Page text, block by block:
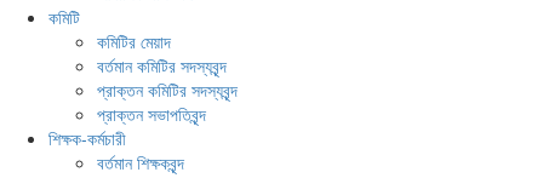
কমিটি
কমিটির মেয়াদ
বর্তমান কমিটির সদস্যবৃন্দ
প্রাক্তন কমিটির সদস্যবৃন্দ
প্রাক্তন সভাপতিবৃন্দ
শিক্ষক-কর্মচারী
বর্তমান শিক্ষকবৃন্দ